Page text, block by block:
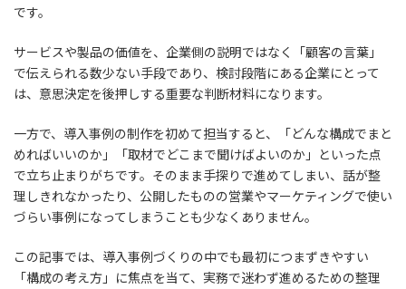
です。
サービスや製品の価値を、企業側の説明ではなく「顧客の言葉」
で伝えられる数少ない手段であり、検討段階にある企業にとって
は、意思決定を後押しする重要な判断材料になります。
一方で、導入事例の制作を初めて担当すると、「どんな構成でまと
めればいいのか」「取材でどこまで聞けばよいのか」といった点
で立ち止まりがちです。そのまま手探りで進めてしまい、話が整
理しきれなかったり、公開したものの営業やマーケティングで使い
づらい事例になってしまうことも少なくありません。
この記事では、導入事例づくりの中でも最初につまずきやすい
「構成の考え方」に焦点を当て、実務で迷わず進めるための整理